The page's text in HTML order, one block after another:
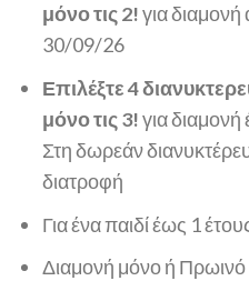
μόνο τις 2!για
30/09/26
Επιλέξτε 4
μόνο τις 3!για
Στη δωρεάν
διατροφή
Για ένα παιδί έως 1
Διαμονή μόνο ή Πρωινό